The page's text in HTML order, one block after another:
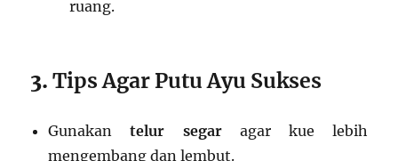
ruang.
3.Tips Agar Putu Ayu Sukses
Gunakantelur segaragar kue lebih
mengembang dan lembut.